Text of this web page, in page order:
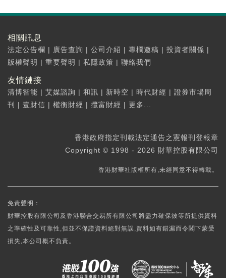
相關訊息
法定公告欄 | 廣告查詢 | 公司介紹 | 專欄邀稿 | 投資者關係 |
版權聲明 | 重要聲明 | 私隱政策 | 聯絡我們
友情鏈接
清博智能 | 艾媒諮詢 | 和訊 | 新時空 | 時代財經 | 證券市場周
刊
| 壹財信 | 權衡財經 | 攬富財經 | 更多...
香港政府指定刊載法定通告之憲報刊登報章
Copyright © 1998 - 2026 財華控股有限公司
香港財華社版權所有,未經同意不得轉載。
免責聲明：
財華控股有限公司及香港聯合交易所有限公司將盡力確保彼等所提供資料
之準確性及可靠性,但並不保證資料絕對無誤,資料如有錯漏而令閣下蒙受
損失,本公司概不負責。